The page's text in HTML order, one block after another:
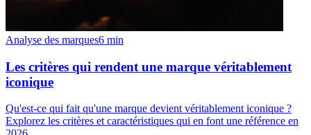
Analyse des marques6 min
Les critères qui rendent une marque véritablement
iconique
Qu'est-ce qui fait qu'une marque devient véritablement iconique ?
Explorez les critères et caractéristiques qui en font une référence en